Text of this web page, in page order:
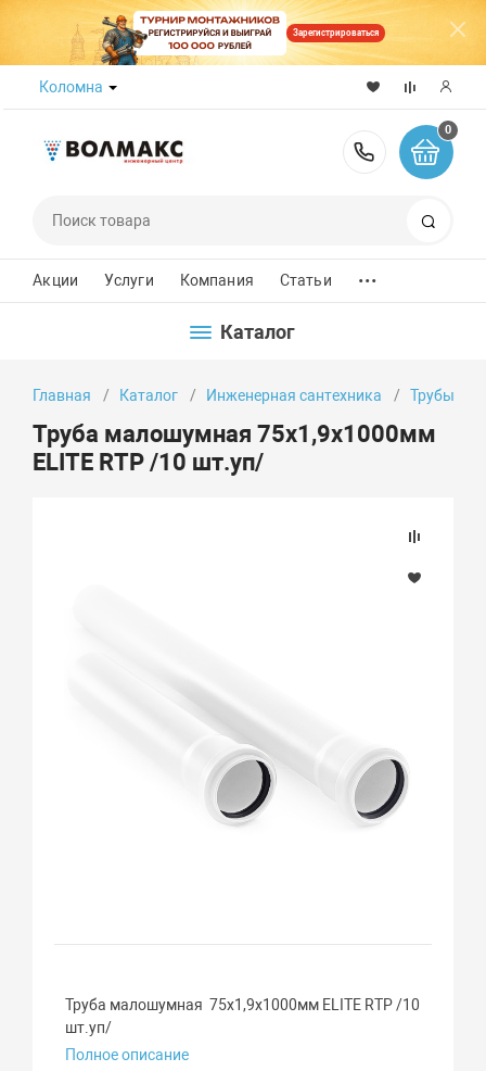
Зарегистрироваться
Коломна
8 (800)
0
Акции Услуги Компания Статьи ...
Каталог
Главная Каталог Инженерная сантехника Трубы
Труба малошумная 75х1,9х1000мм
ELITE RTP /10 шт.уп/
Труба малошумная 75х1,9х1000мм ELITE RTP /10
шт.уп/
Полное описание